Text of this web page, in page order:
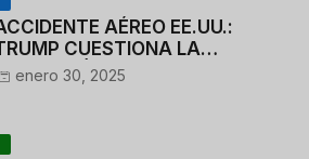
AÉREO EE.UU.:
CUESTIONA LA
ACTUACIÓN DE LOS
enero 30, 2025